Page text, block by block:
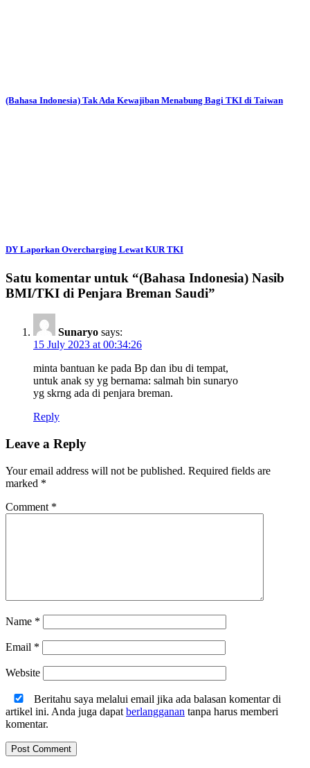
(Bahasa Indonesia) Tak Ada Kewajiban Menabung Bagi TKI di Taiwan
DY Laporkan Overcharging Lewat KUR TKI
Satu komentar untuk “(Bahasa Indonesia) Nasib
BMI/TKI di Penjara Breman Saudi”
Sunaryo says:
15 July 2023 at 00:34:26
minta bantuan ke pada Bp dan ibu di tempat,
untuk anak sy yg bernama: salmah bin sunaryo
yg skrng ada di penjara breman.
Reply
Leave a Reply
Your email address will not be published. Required fields are
marked *
Comment *
Name *
Email *
Website
Beritahu saya melalui email jika ada balasan komentar di
artikel ini. Anda juga dapat berlangganan tanpa harus memberi
komentar.